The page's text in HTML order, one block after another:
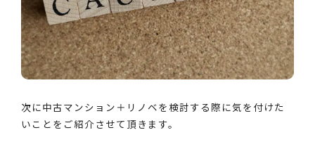
次に中古マンション＋リノベを検討する際に気を付けた
いことをご紹介させて頂きます。